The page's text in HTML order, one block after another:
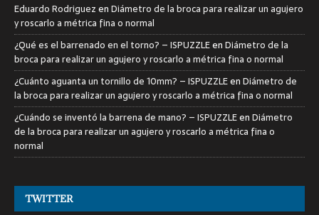
Eduardo RodriguezenDiámetro de la broca para realizar un agujero
y roscarlo a métrica fina o normal
¿Qué es el barrenado en el torno? – ISPUZZLEenDiámetro de la
broca para realizar un agujero y roscarlo a métrica fina o normal
¿Cuánto aguanta un tornillo de 10mm? – ISPUZZLEenDiámetro de
la broca para realizar un agujero y roscarlo a métrica fina o normal
¿Cuándo se inventó la barrena de mano? – ISPUZZLEenDiámetro
de la broca para realizar un agujero y roscarlo a métrica fina o
normal
TWITTER